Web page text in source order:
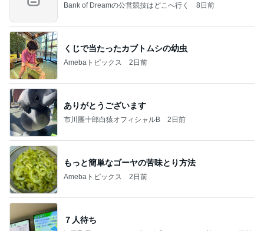
Bank of Dreamの公営競技はどこへ行く 8日前
くじで当たったカブトムシの幼虫
Amebaトピックス 2日前
ありがとうございます
市川團十郎白猿オフィシャルB 2日前
もっと簡単なゴーヤの苦味とり方法
Amebaトピックス 2日前
７人待ち